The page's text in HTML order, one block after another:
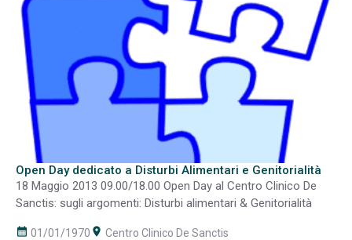
Open Day dedicato a Disturbi Alimentari e Genitorialità
18 Maggio 2013 09.00/18.00 Open Day al Centro Clinico De
Sanctis: sugli argomenti: Disturbi alimentari & Genitorialità
calendar_month 01/01/1970 room Centro Clinico De Sanctis